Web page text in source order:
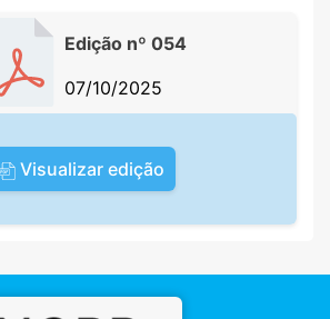
Edição nº 054
07/10/2025
Visualizar edição